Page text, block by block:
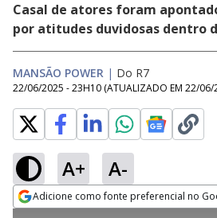
Casal de atores foram
por atitudes duvidosas dentro
MANSÃO POWER | Do R7
22/06/2025 - 23H10 (ATUALIZADO EM 22/06/
A+ A-
Adicione como fonte preferencial no
explore